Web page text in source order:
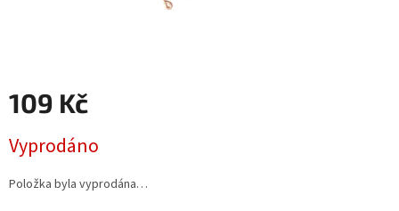
109 Kč
cena:
Vyprodáno
Položka byla vyprodána…